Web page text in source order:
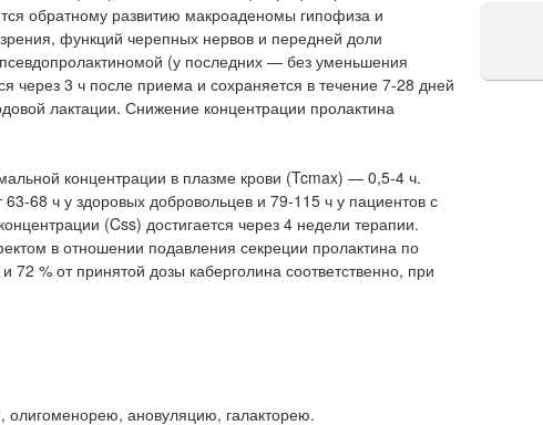
обратному развитию макроаденомы гипофиза и
функций черепных нервов и передней доли
(у последних — без уменьшения
через 3 ч после приема и сохраняется в течение 7-28 дней
лактации. Снижение концентрации пролактина
концентрации в плазме крови (Tcmax) — 0,5-4 ч.
68 ч у здоровых добровольцев и 79-115 ч у пациентов с
(Css) достигается через 4 недели терапии.
в отношении подавления секреции пролактина по
% от принятой дозы каберголина соответственно, при
ановуляцию, галакторею.